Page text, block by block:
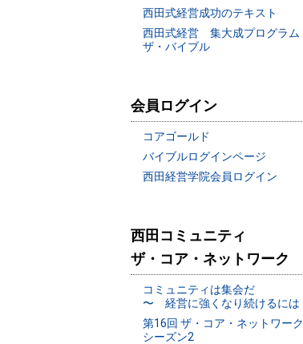
西田式経営成功のテキスト
西田式経営 集大成プログラム
ザ・バイブル
会員ログイン
コアゴールド
バイブルログインページ
西田経営学院会員ログイン
西田コミュニティ
ザ・コア・ネットワーク
コミュニティは集会だ
〜 経営に強くなり続けるには
第16回 ザ・コア・ネットワーク
シーズン2